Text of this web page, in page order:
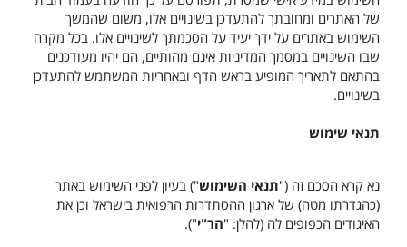
של האתרים ומחובתך להתעדכן בשינויים אלו, משום שהמשך
השימוש באתרים על ידך יעיד על הסכמתך לשינויים אלו. בכל מקרה
שבו השינויים במסמך המדיניות אינם מהותיים, הם יהיו מעודכנים
בהתאם לתאריך המופיע בראש הדף ובאחריות המשתמש להתעדכן
בשינויים.
תנאי שימוש
נא קרא הסכם זה ("תנאי השימוש") בעיון לפני השימוש באתר
(כהגדרתו מטה) של ארגון ההסתדרות הרפואית בישראל וכן את
האיגודים הכפופים לה (להלן: "הר"י").